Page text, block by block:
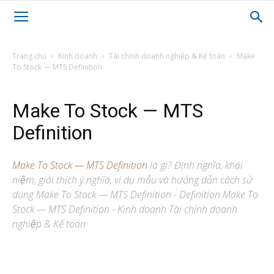
Trang chủ Kinh doanh Tài chính doanh nghiệp & Kế toán
Make
To Stock — MTS Definition
Make To Stock — MTS
Definition
Make To Stock — MTS Definition là gì? Định nghĩa, khái
niệm, giải thích ý nghĩa, ví dụ mẫu và hướng dẫn cách sử
dụng Make To Stock — MTS Definition - Definition Make To
Stock — MTS Definition - Kinh doanh Tài chính doanh
nghiệp & Kế toán